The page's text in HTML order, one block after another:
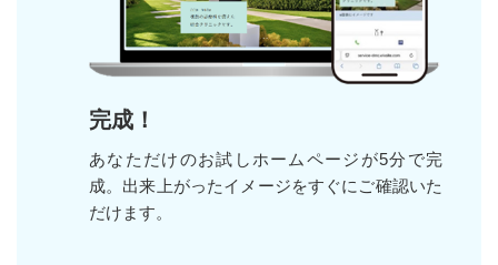
完成！
あなただけのお試しホームページが5分で完
成。出来上がったイメージをすぐにご確認いた
だけます。